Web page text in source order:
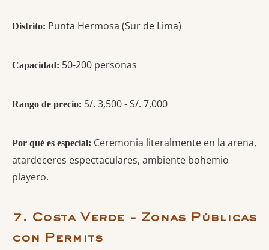
Distrito: Punta Hermosa (Sur de Lima)
Capacidad: 50-200 personas
Rango de precio: S/. 3,500 - S/. 7,000
Por qué es especial: Ceremonia literalmente en la arena,
atardeceres espectaculares, ambiente bohemio
playero.
7. Costa Verde - Zonas Públicas
con Permits